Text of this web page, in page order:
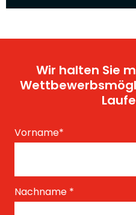
Wir halten Sie
Vorname*
Nachname *